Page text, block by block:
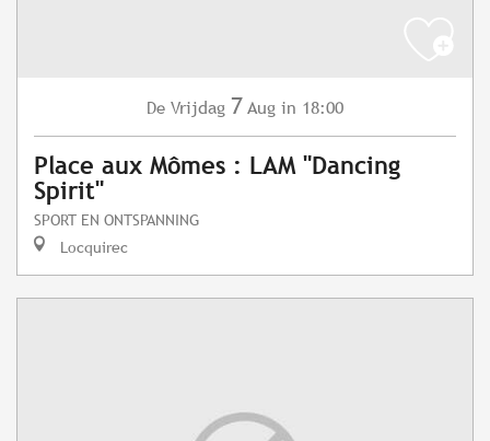
De Vrijdag 7 Aug in 18:00
Place aux Mômes : LAM "Dancing
Spirit"
SPORT EN ONTSPANNING
Locquirec